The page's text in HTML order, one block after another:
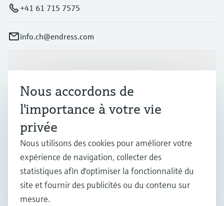
+41 61 715 7575
info.ch@endress.com
Produits et services
Industries
Support
Nous accordons de
l'importance à votre vie
privée
Nous utilisons des cookies pour améliorer votre
expérience de navigation, collecter des
statistiques afin d'optimiser la fonctionnalité du
site et fournir des publicités ou du contenu sur
mesure.